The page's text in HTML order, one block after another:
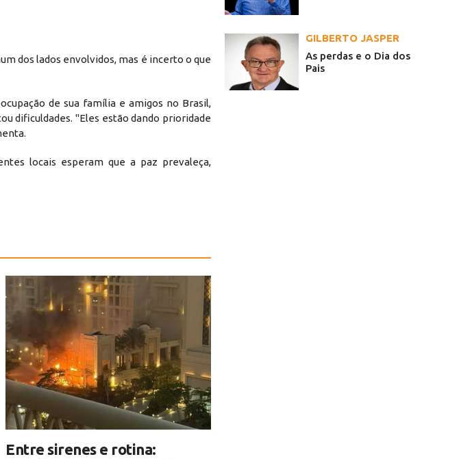
dos lados envolvidos, mas é incerto o que
de sua família e amigos no Brasil,
dificuldades. "Eles estão dando prioridade
locais esperam que a paz prevaleça,
Entre sirenes e rotina:
GILBERTO JASPER
As perdas e o Dia dos
Pais